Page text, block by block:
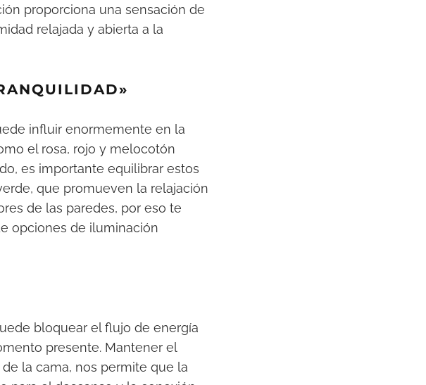
proporciona una sensación de
relajada y abierta a la
influir enormemente en la
el rosa, rojo y melocotón
es importante equilibrar estos
que promueven la relajación
de las paredes, por eso te
opciones de iluminación
bloquear el flujo de energía
presente. Mantener el
la cama, nos permite que la